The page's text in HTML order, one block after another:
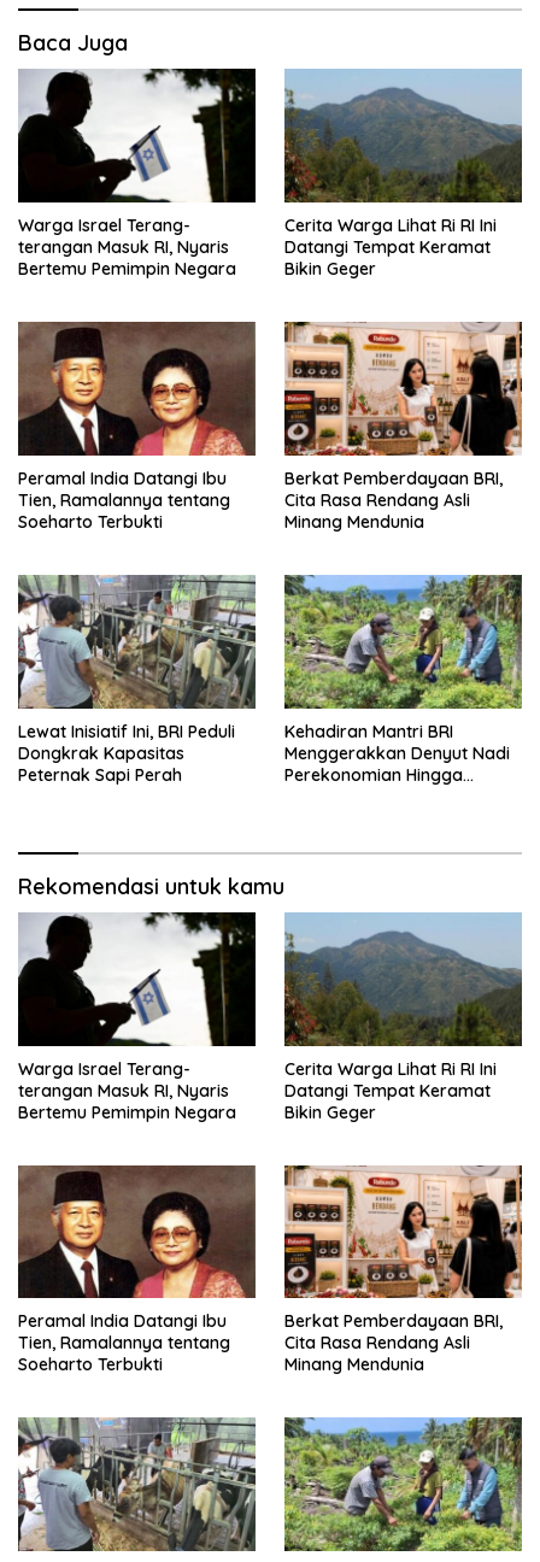
Baca Juga
Warga Israel Terang-
terangan Masuk RI, Nyaris
Bertemu Pemimpin Negara
Cerita Warga Lihat Ri RI Ini
Datangi Tempat Keramat
Bikin Geger
Peramal India Datangi Ibu
Tien, Ramalannya tentang
Soeharto Terbukti
Berkat Pemberdayaan BRI,
Cita Rasa Rendang Asli
Minang Mendunia
Lewat Inisiatif Ini, BRI Peduli
Dongkrak Kapasitas
Peternak Sapi Perah
Kehadiran Mantri BRI
Menggerakkan Denyut Nadi
Perekonomian Hingga
Rekomendasi untuk kamu
Warga Israel Terang-
terangan Masuk RI, Nyaris
Bertemu Pemimpin Negara
Cerita Warga Lihat Ri RI Ini
Datangi Tempat Keramat
Bikin Geger
Peramal India Datangi Ibu
Tien, Ramalannya tentang
Soeharto Terbukti
Berkat Pemberdayaan BRI,
Cita Rasa Rendang Asli
Minang Mendunia